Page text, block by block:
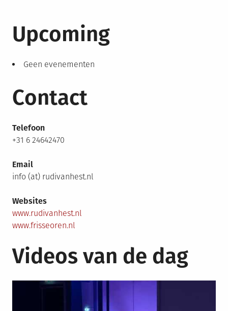
Upcoming
Geen evenementen
Contact
Telefoon
+31 6 24642470
Email
info (at) rudivanhest.nl
Websites
www.rudivanhest.nl
www.frisseoren.nl
Videos van de dag